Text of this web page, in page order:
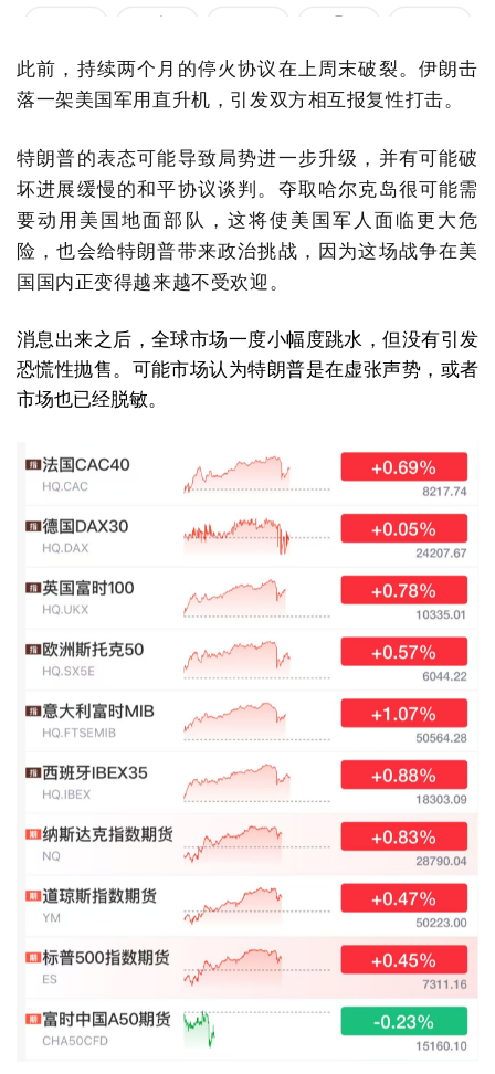
此前，持续两个月的停火协议在上周末破裂。伊朗击
落一架美国军用直升机，引发双方相互报复性打击。
特朗普的表态可能导致局势进一步升级，并有可能破
坏进展缓慢的和平协议谈判。夺取哈尔克岛很可能需
要动用美国地面部队，这将使美国军人面临更大危
险，也会给特朗普带来政治挑战，因为这场战争在美
国国内正变得越来越不受欢迎。
消息出来之后，全球市场一度小幅度跳水，但没有引发
恐慌性抛售。可能市场认为特朗普是在虚张声势，或者
市场也已经脱敏。